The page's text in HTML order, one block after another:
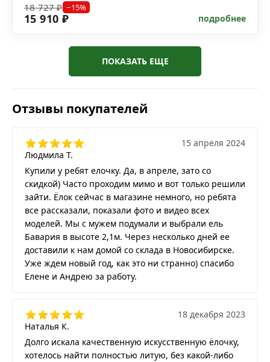
18 727 ₽ −15%
15 910 ₽ подробнее
ПОКАЗАТЬ ЕЩЕ
Отзывы покупателей
Людмила Т.
15 апреля 2024
Купили у ребят елочку. Да, в апреле, зато со
скидкой) Часто проходим мимо и вот только решили
зайти. Ёлок сейчас в магазине немного, но ребята
все рассказали, показали фото и видео всех
моделей. Мы с мужем подумали и выбрали ель
Бавария в высоте 2,1м. Через несколько дней ее
доставили к нам домой со склада в Новосибирске.
Уже ждем новый год, как это ни странно) спасибо
Елене и Андрею за работу.
Наталья К.
18 декабря 2023
Долго искала качественную искусственную ёлочку,
хотелось найти полностью литую, без какой-либо